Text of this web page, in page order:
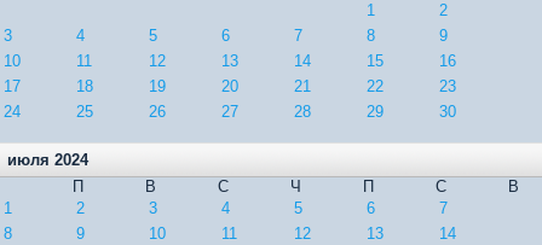
1
2
3
4 5 6 7 8
9
10
11 12 13 14 15
16
17
18 19 20 21 22
23
24
25 26 27 28 29 30
июля 2024
П
В С Ч П С
В
1
2 3 4 5 6
7
8
9 10 11 12 13
14